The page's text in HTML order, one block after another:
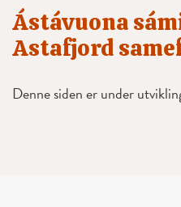
Ástávuona
Astafjord
Denne siden er under